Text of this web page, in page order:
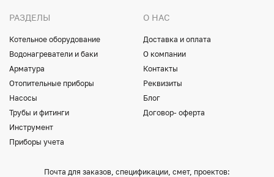
РАЗДЕЛЫ
Котельное оборудование
Водонагреватели и баки
Арматура
Отопительные приборы
Насосы
Трубы и фитинги
Инструмент
Приборы учета
О НАС
Доставка и оплата
О компании
Контакты
Реквизиты
Блог
Договор- оферта
Почта для заказов, спецификации, смет, проектов: